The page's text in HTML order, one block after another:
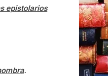
epistolarios
.